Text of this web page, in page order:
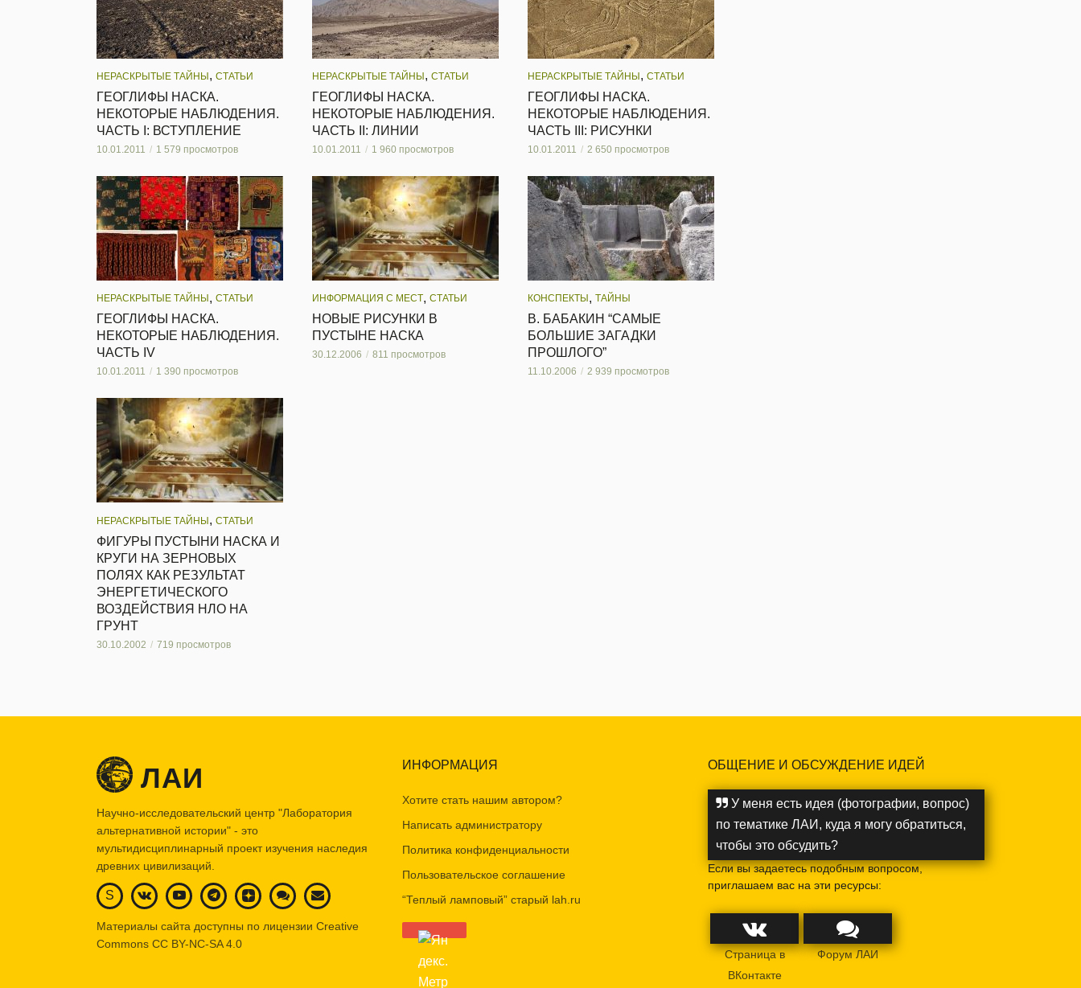
НЕРАСКРЫТЫЕ ТАЙНЫ , СТАТЬИ
ГЕОГЛИФЫ НАСКА.
НЕКОТОРЫЕ НАБЛЮДЕНИЯ.
ЧАСТЬ I: ВСТУПЛЕНИЕ
10.01.2011 1 579 просмотров
НЕРАСКРЫТЫЕ ТАЙНЫ , СТАТЬИ
ГЕОГЛИФЫ НАСКА.
НЕКОТОРЫЕ НАБЛЮДЕНИЯ.
ЧАСТЬ II: ЛИНИИ
10.01.2011 1 960 просмотров
НЕРАСКРЫТЫЕ ТАЙНЫ , СТАТЬИ
ГЕОГЛИФЫ НАСКА.
НЕКОТОРЫЕ НАБЛЮДЕНИЯ.
ЧАСТЬ III: РИСУНКИ
10.01.2011 2 650 просмотров
НЕРАСКРЫТЫЕ ТАЙНЫ , СТАТЬИ
ГЕОГЛИФЫ НАСКА.
НЕКОТОРЫЕ НАБЛЮДЕНИЯ.
ЧАСТЬ IV
10.01.2011 1 390 просмотров
ИНФОРМАЦИЯ С МЕСТ, СТАТЬИ
НОВЫЕ РИСУНКИ В
ПУСТЫНЕ НАСКА
30.12.2006 811 просмотров
КОНСПЕКТЫ , ТАЙНЫ
В. БАБАКИН “САМЫЕ
БОЛЬШИЕ ЗАГАДКИ
ПРОШЛОГО”
11.10.2006 2 939 просмотров
НЕРАСКРЫТЫЕ ТАЙНЫ, СТАТЬИ
ФИГУРЫ ПУСТЫНИ НАСКА И
КРУГИ НА ЗЕРНОВЫХ
ПОЛЯХ КАК РЕЗУЛЬТАТ
ЭНЕРГЕТИЧЕСКОГО
ВОЗДЕЙСТВИЯ НЛО НА
ГРУНТ
30.10.2002 719 просмотров
ЛАИ
Научно-исследовательский центр "Лаборатория
альтернативной истории" - это
мультидисциплинарный проект изучения наследия
древних цивилизаций.
S
Материалы сайта доступны по лицензии Creative
Commons CC BY-NC-SA 4.0
ИНФОРМАЦИЯ
Хотите стать нашим автором?
Написать администратору
Политика конфиденциальности
Пользовательское соглашение
“Теплый ламповый” старый lah.ru
ОБЩЕНИЕ И ОБСУЖДЕНИЕ ИДЕЙ
У меня есть идея (фотографии, вопрос)
по тематике ЛАИ, куда я могу обратиться,
чтобы это обсудить?
Если вы задаетесь подобным вопросом,
приглашаем вас на эти ресурсы:
Страница в
ВКонтакте
Форум ЛАИ